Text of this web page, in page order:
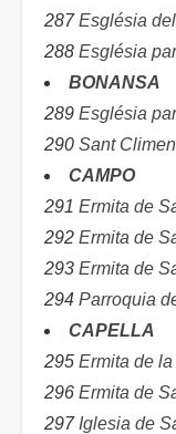
287Església
288 Església
BONANSA
289 Església
290 Sant
CAMPO
291 Ermita de
292 Ermita de
293 Ermita de
294 Parroquia
CAPELLA
295 Ermita de
296 Ermita de
297 Iglesia de